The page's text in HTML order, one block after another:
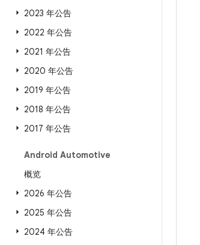
2023 年公告
2022 年公告
2021 年公告
2020 年公告
2019 年公告
2018 年公告
2017 年公告
Android Automotive
概览
2026 年公告
2025 年公告
2024 年公告